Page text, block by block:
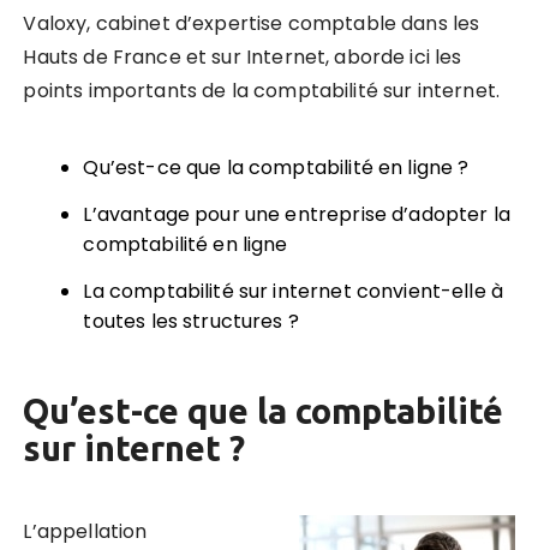
Valoxy, cabinet d’expertise comptable dans les
Hauts de France et sur Internet, aborde ici les
points importants de la comptabilité sur internet.
Qu’est-ce que la comptabilité en ligne ?
L’avantage pour une entreprise d’adopter la
comptabilité en ligne
La comptabilité sur internet convient-elle à
toutes les structures ?
Qu’est-ce que la comptabilité
sur internet ?
L’appellation